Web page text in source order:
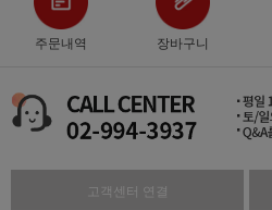
주문내역 장바구니
고객센터 연결